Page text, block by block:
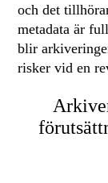
och det
metadata är
blir
risker vid en